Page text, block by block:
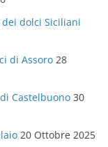
dolci Siciliani
di Assoro 28
Castelbuono 30
20 Ottobre 2025